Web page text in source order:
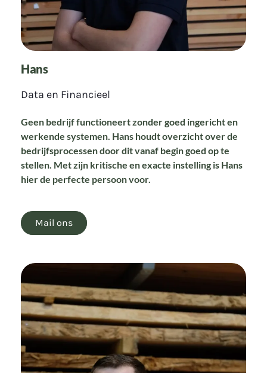
Hans
Data en Financieel
Geen bedrijf functioneert zonder goed ingericht en
werkende systemen. Hans houdt overzicht over de
bedrijfsprocessen door dit vanaf begin goed op te
stellen. Met zijn kritische en exacte instelling is Hans
hier de perfecte persoon voor.
Mail ons